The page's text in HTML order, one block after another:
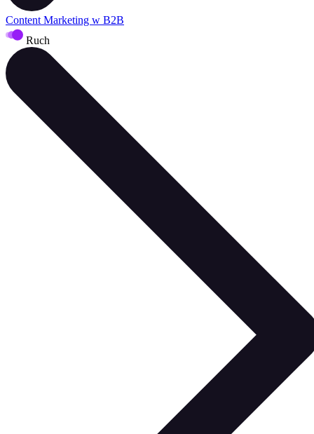
Content Marketing w B2B
Ruch